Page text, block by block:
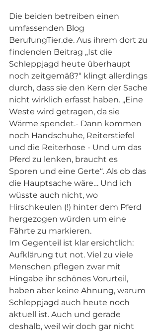
Die beiden betreiben einen
umfassenden Blog
BerufungTier.de. Aus ihrem dort zu
findenden Beitrag „Ist die
Schleppjagd heute überhaupt
noch zeitgemäß?“ klingt allerdings
durch, dass sie den Kern der Sache
nicht wirklich erfasst haben. „Eine
Weste wird getragen, da sie
Wärme spendet.- Dann kommen
noch Handschuhe, Reiterstiefel
und die Reiterhose - Und um das
Pferd zu lenken, braucht es
Sporen und eine Gerte“. Als ob das
die Hauptsache wäre… Und ich
wüsste auch nicht, wo
Hirschkeulen (!) hinter dem Pferd
hergezogen würden um eine
Fährte zu markieren.
Im Gegenteil ist klar ersichtlich:
Aufklärung tut not. Viel zu viele
Menschen pflegen zwar mit
Hingabe ihr schönes Vorurteil,
haben aber keine Ahnung, warum
Schleppjagd auch heute noch
aktuell ist. Auch und gerade
deshalb, weil wir doch gar nicht